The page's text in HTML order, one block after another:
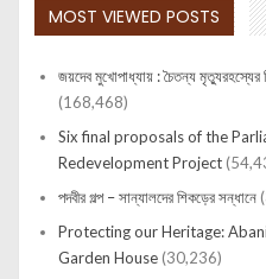
MOST VIEWED POSTS
জয়দেব মুখোপাধ্যায় : চৈতন্য মৃত্যুরহস্যের
(168,468)
Six final proposals of the
Redevelopment Project
পদবীর গল্প – সান্যালদের শিকড়ের সন্ধানে
Protecting our Heritage:
Garden House (30,236)